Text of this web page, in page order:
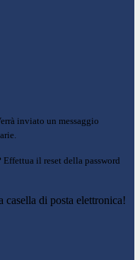
inviato un messaggio
il reset della password
di posta elettronica!